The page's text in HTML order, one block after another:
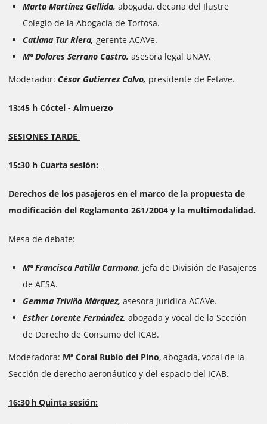
Marta Martínez Gellida, abogada, decana del Ilustre
Colegio de la Abogacía de Tortosa.
Catiana Tur Riera, gerente ACAVe.
Mª Dolores Serrano Castro, asesora legal UNAV.
Moderador: César Gutierrez Calvo, presidente de Fetave.
13:45 h Cóctel - Almuerzo
SESIONES TARDE
15:30 h Cuarta sesión:
Derechos de los pasajeros en el marco de la propuesta de
modificación del Reglamento 261/2004 y la multimodalidad.
Mesa de debate:
Mª Francisca Patilla Carmona, jefa de División de Pasajeros
de AESA.
Gemma Triviño Márquez, asesora jurídica ACAVe.
Esther Lorente Fernández, abogada y vocal de la Sección
de Derecho de Consumo del ICAB.
Moderadora: Mª Coral Rubio del Pino, abogada, vocal de la
Sección de derecho aeronáutico y del espacio del ICAB.
16:30 h Quinta sesión: